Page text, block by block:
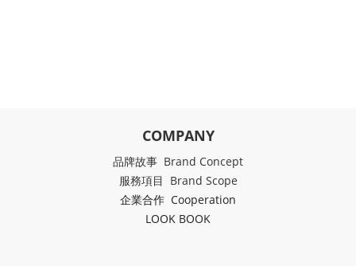
COMPANY
品牌故事 Brand Concept
服務項目 Brand Scope
企業合作 Cooperation
LOOK BOOK